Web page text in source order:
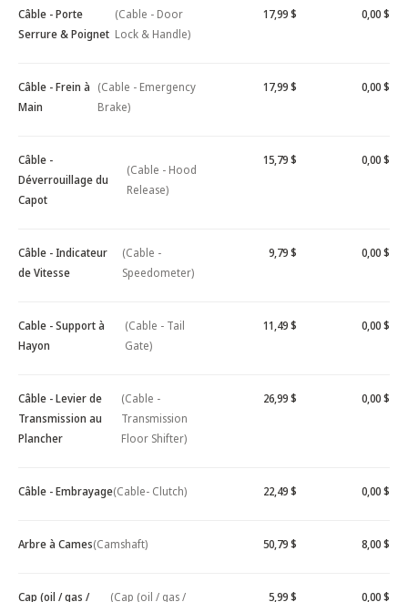
Câble - Porte
Serrure & Poignet
(Cable - Door
Lock & Handle)
17,99 $ 0,00 $
Câble - Frein à
Main
(Cable - Emergency
Brake)
17,99 $ 0,00 $
Câble -
Déverrouillage du
Capot
(Cable - Hood
Release)
15,79 $ 0,00 $
Câble - Indicateur
de Vitesse
(Cable -
Speedometer)
9,79 $ 0,00 $
Cable - Support à
Hayon
(Cable - Tail
Gate)
11,49 $ 0,00 $
Câble - Levier de
Transmission au
Plancher
(Cable -
Transmission
Floor Shifter)
26,99 $ 0,00 $
Câble - Embrayage(Cable- Clutch) 22,49 $ 0,00 $
Arbre à Cames(Camshaft) 50,79 $ 8,00 $
Cap (oil / gas /
(Cap (oil / gas /
5,99 $ 0,00 $